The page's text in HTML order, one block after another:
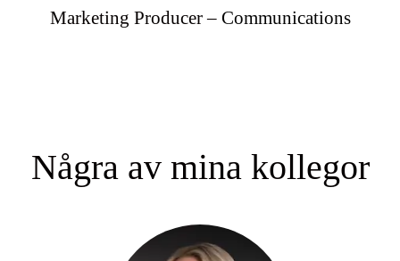
Marketing Producer – Communications
Några av mina kollegor